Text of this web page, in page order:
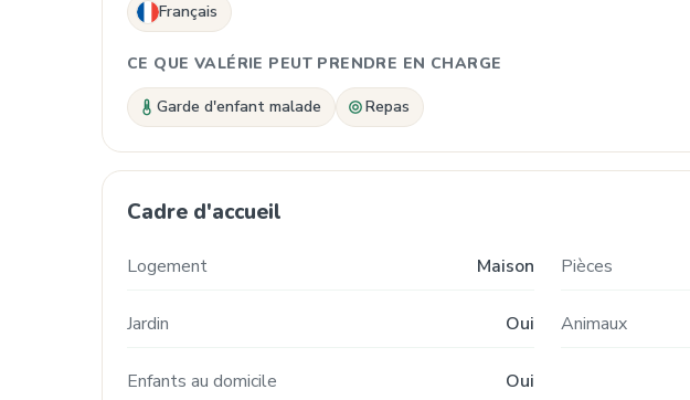
Français
CE QUE VALÉRIE PEUT PRENDRE EN CHARGE
Garde d'enfant malade Repas
Cadre d'accueil
Logement Maison Pièces
Jardin Oui Animaux
Enfants au domicile Oui